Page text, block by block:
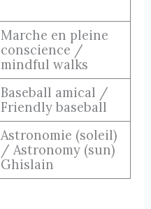
Marche en pleine
conscience /
mindful walks
Baseball amical /
Friendly baseball
Astronomie (soleil)
/ Astronomy (sun)
Ghislain